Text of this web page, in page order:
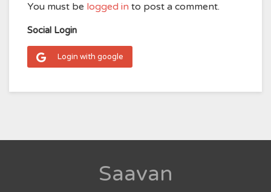
You must be logged in to post a comment.
Social Login
Login with google
Saavan